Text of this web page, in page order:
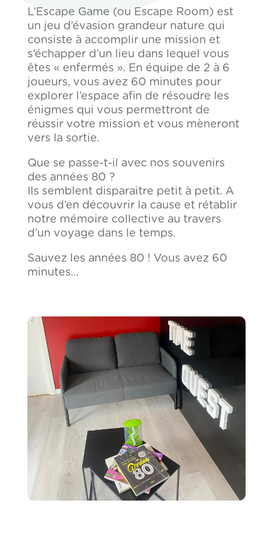
L’Escape Game (ou Escape Room) est
un jeu d’évasion grandeur nature qui
consiste à accomplir une mission et
s’échapper d’un lieu dans lequel vous
êtes « enfermés ». En équipe de 2 à 6
joueurs, vous avez 60 minutes pour
explorer l’espace afin de résoudre les
énigmes qui vous permettront de
réussir votre mission et vous mèneront
vers la sortie.
Que se passe-t-il avec nos souvenirs
des années 80 ?
Ils semblent disparaitre petit à petit. A
vous d’en découvrir la cause et rétablir
notre mémoire collective au travers
d’un voyage dans le temps.
Sauvez les années 80 ! Vous avez 60
minutes…